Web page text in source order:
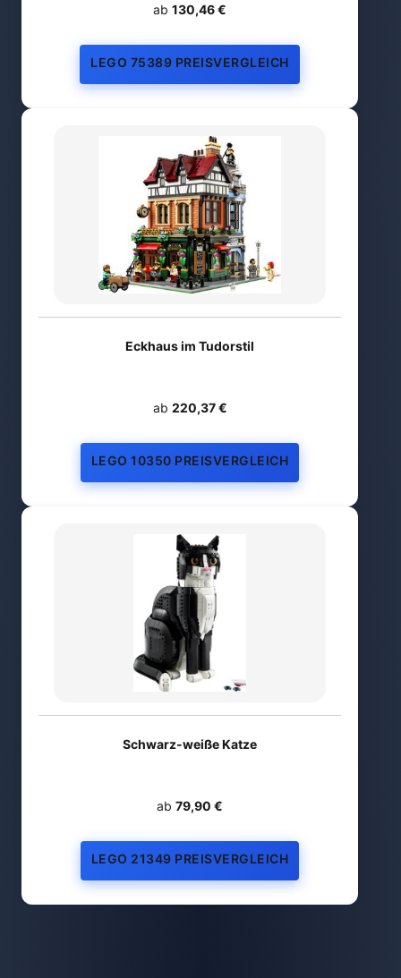
ab 130,46 €
LEGO 75389 PREISVERGLEICH
Eckhaus im Tudorstil
ab 220,37 €
LEGO 10350 PREISVERGLEICH
Schwarz-weiße Katze
ab 79,90 €
LEGO 21349 PREISVERGLEICH